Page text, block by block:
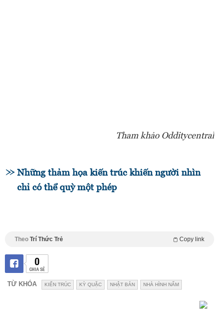
Tham khảo Odditycentral
Những thảm họa kiến trúc khiến người nhìn
chỉ có thể quỳ một phép
Theo Trí Thức Trẻ Copy link
0
CHIA SẺ
TỪ KHÓA KIẾN TRÚC KỲ QUẶC NHẬT BẢN NHÀ HÌNH NẤM